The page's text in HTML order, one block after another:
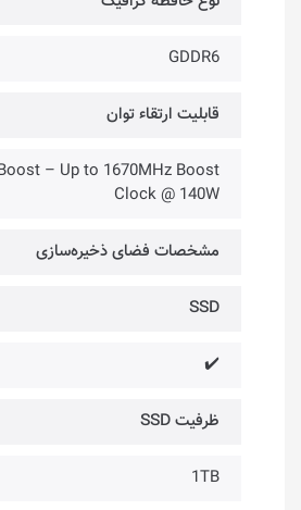
GDDR6
قابلیت ارتقاء توان
– Up to 1670MHz Boost
Clock @ 140W
مشخصات فضای ذخیره‌سازی
SSD
✔️
ظرفیت SSD
1TB